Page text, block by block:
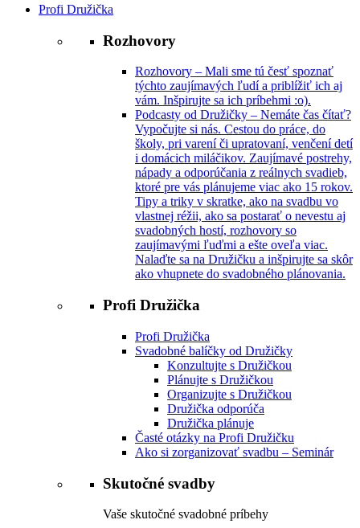
Profi Družička
Rozhovory
Rozhovory – Mali sme tú česť spoznať
týchto zaujímavých ľudí a priblížiť ich aj
vám. Inšpirujte sa ich príbehmi :o).
Podcasty od Družičky – Nemáte čas čítať?
Vypočujte si nás. Cestou do práce, do
školy, pri varení či upratovaní, venčení detí
i domácich miláčikov. Zaujímavé postrehy,
nápady a odporúčania z reálnych svadieb,
ktoré pre vás plánujeme viac ako 15 rokov.
Tipy a triky v skratke, ako na svadbu vo
vlastnej réžii, ako sa postarať o nevestu aj
svadobných hostí, rozhovory so
zaujímavými ľuďmi a ešte oveľa viac.
Nalaďte sa na Družičku a inšpirujte sa skôr
ako vhupnete do svadobného plánovania.
Profi Družička
Profi Družička
Svadobné balíčky od Družičky
Konzultujte s Družičkou
Plánujte s Družičkou
Organizujte s Družičkou
Družička odporúča
Družička plánuje
Časté otázky na Profi Družičku
Ako si zorganizovať svadbu – Seminár
Skutočné svadby
Vaše skutočné svadobné príbehy